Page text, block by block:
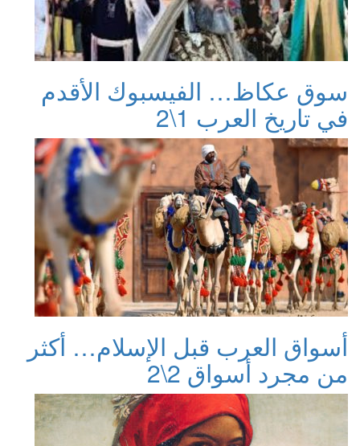
سوق عكاظ… الفيسبوك الأقدم
في تاريخ العرب 1\2
أسواق العرب قبل الإسلام… أكثر
من مجرد أسواق 2\2